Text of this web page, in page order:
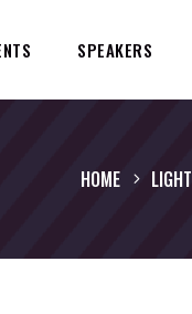
SPEAKERS
HOME LIGHT